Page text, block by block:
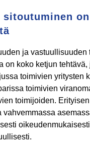
sitoutuminen on
ja vastuullisuuden
on koko ketjun
toimivien yritysten
toimivien
toimijoiden.
vahvemmassa